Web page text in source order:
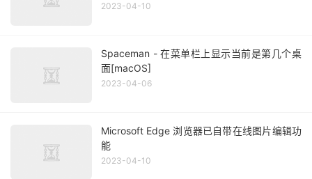
2023-04-10
Spaceman - 在菜单栏上显示当前是第几个桌
面[macOS]
2023-04-06
Microsoft Edge 浏览器已自带在线图片编辑功
能
2023-04-10